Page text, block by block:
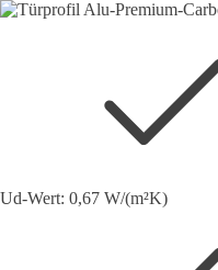
Ud-Wert: 0,67 W/(m²K)